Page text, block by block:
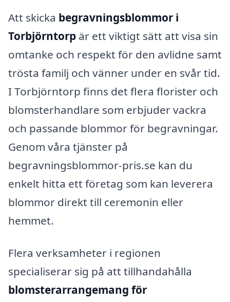
Att skicka begravningsblommor i
Torbjörntorp är ett viktigt sätt att visa sin
omtanke och respekt för den avlidne samt
trösta familj och vänner under en svår tid.
I Torbjörntorp finns det flera florister och
blomsterhandlare som erbjuder vackra
och passande blommor för begravningar.
Genom våra tjänster på
begravningsblommor-pris.se kan du
enkelt hitta ett företag som kan leverera
blommor direkt till ceremonin eller
hemmet.
Flera verksamheter i regionen
specialiserar sig på att tillhandahålla
blomsterarrangemang för